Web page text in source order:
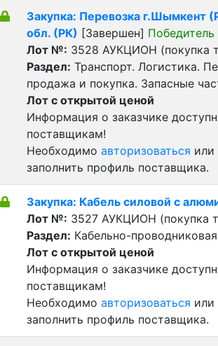
Закупка: Перевозка г.Шымкент
обл. (РК) [Завершен]
Лот №: 3528 АУКЦИОН (покупка
Раздел: Транспорт. Логистика.
продажа и покупка. Запасные
Лот с открытой ценой
Информация о заказчике
поставщикам!
Необходимо авторизоваться или
заполнить профиль поставщика.
Закупка: Кабель силовой с
Лот №: 3527 АУКЦИОН (покупка
Раздел: Кабельно-
Лот с открытой ценой
Информация о заказчике
поставщикам!
Необходимо авторизоваться или
заполнить профиль поставщика.